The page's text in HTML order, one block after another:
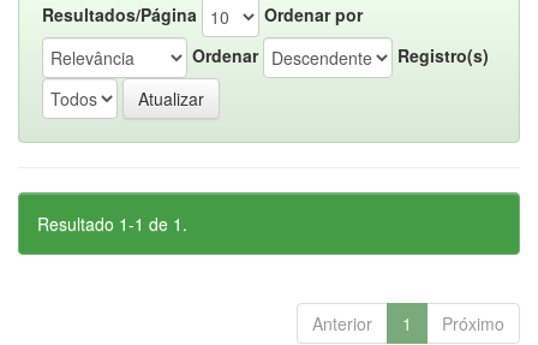
Resultados/Página
Ordenar por
Ordenar
Registro(s)
Resultado 1-1 de 1.
Anterior 1 Próximo